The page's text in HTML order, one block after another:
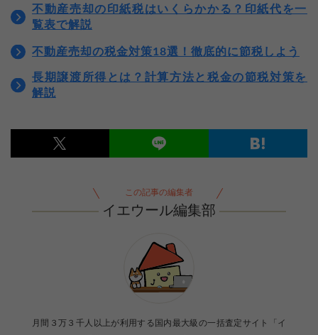
不動産売却の印紙税はいくらかかる？印紙代を一
覧表で解説
不動産売却の税金対策18選！徹底的に節税しよう
長期譲渡所得とは？計算方法と税金の節税対策を
解説
この記事の編集者
イエウール編集部
月間３万３千人以上が利用する国内最大級の一括査定サイト「イ